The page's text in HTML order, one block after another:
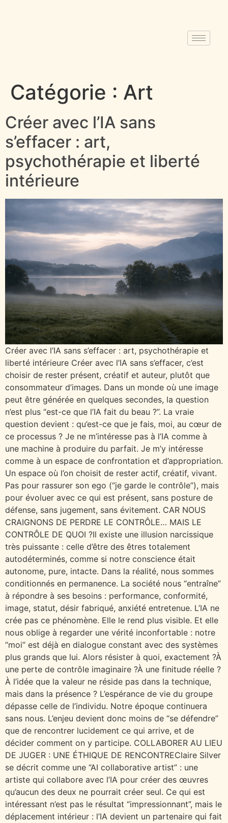
Catégorie : Art
Créer avec l’IA sans
s’effacer : art,
psychothérapie et liberté
intérieure
Créer avec l’IA sans s’effacer : art, psychothérapie et
liberté intérieure Créer avec l’IA sans s’effacer, c’est
choisir de rester présent, créatif et auteur, plutôt que
consommateur d’images. Dans un monde où une image
peut être générée en quelques secondes, la question
n’est plus “est-ce que l’IA fait du beau ?”. La vraie
question devient : qu’est-ce que je fais, moi, au cœur de
ce processus ? Je ne m’intéresse pas à l’IA comme à
une machine à produire du parfait. Je m’y intéresse
comme à un espace de confrontation et d’appropriation.
Un espace où l’on choisit de rester actif, créatif, vivant.
Pas pour rassurer son ego (“je garde le contrôle”), mais
pour évoluer avec ce qui est présent, sans posture de
défense, sans jugement, sans évitement. CAR NOUS
CRAIGNONS DE PERDRE LE CONTRÔLE… MAIS LE
CONTRÔLE DE QUOI ?Il existe une illusion narcissique
très puissante : celle d’être des êtres totalement
autodéterminés, comme si notre conscience était
autonome, pure, intacte. Dans la réalité, nous sommes
conditionnés en permanence. La société nous “entraîne”
à répondre à ses besoins : performance, conformité,
image, statut, désir fabriqué, anxiété entretenue. L’IA ne
crée pas ce phénomène. Elle le rend plus visible. Et elle
nous oblige à regarder une vérité inconfortable : notre
“moi” est déjà en dialogue constant avec des systèmes
plus grands que lui. Alors résister à quoi, exactement ?À
une perte de contrôle imaginaire ?À une finitude réelle ?
À l’idée que la valeur ne réside pas dans la technique,
mais dans la présence ? L’espérance de vie du groupe
dépasse celle de l’individu. Notre époque continuera
sans nous. L’enjeu devient donc moins de “se défendre”
que de rencontrer lucidement ce qui arrive, et de
décider comment on y participe. COLLABORER AU LIEU
DE JUGER : UNE ÉTHIQUE DE RENCONTREClaire Silver
se décrit comme une “AI collaborative artist” : une
artiste qui collabore avec l’IA pour créer des œuvres
qu’aucun des deux ne pourrait créer seul. Ce qui est
intéressant n’est pas le résultat “impressionnant”, mais le
déplacement intérieur : l’IA devient un partenaire qui fait